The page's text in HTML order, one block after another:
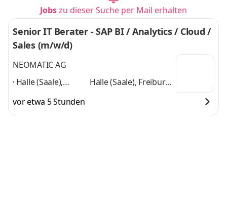
Jobszu dieser Suche per Mail erhalten
Senior IT Berater - SAP BI / Analytics / Cloud /
Sales (m/w/d)
NEOMATIC AG
Halle (Saale),
Breisgau,
Karlsruhe, Berlin,
Halle (Saale), Freiburg
Hamburg, München,
vor etwa 5 Stunden